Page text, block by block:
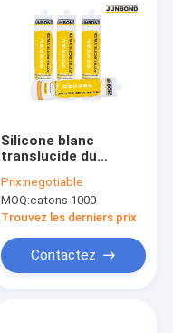
Silicone blanc
translucide du
châssis de fenêtre
de Junbond
Prix:negotiable
MOQ:catons 1000
Trouvez les derniers prix
Contactez